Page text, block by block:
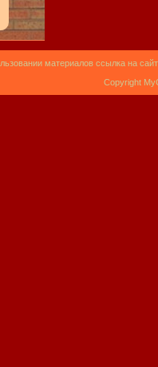
материалов ссылка на
Copyright